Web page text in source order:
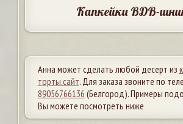
Капкейки ВДВ-
Анна может сделать любой десерт из
торты.сайт. Для заказа звоните по
89056766136 (Белгород). Примеры
Вы можете посмотреть ниже